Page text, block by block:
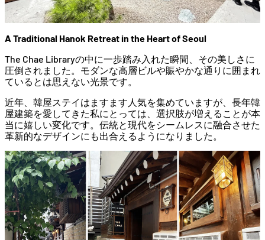
A Traditional Hanok Retreat in the Heart of Seoul
The Chae Libraryの中に一歩踏み入れた瞬間、その美しさに
圧倒されました。モダンな高層ビルや賑やかな通りに囲まれ
ているとは思えない光景です。
近年、韓屋ステイはますます人気を集めていますが、長年韓
屋建築を愛してきた私にとっては、選択肢が増えることが本
当に嬉しい変化です。伝統と現代をシームレスに融合させた
革新的なデザインにも出合えるようになりました。